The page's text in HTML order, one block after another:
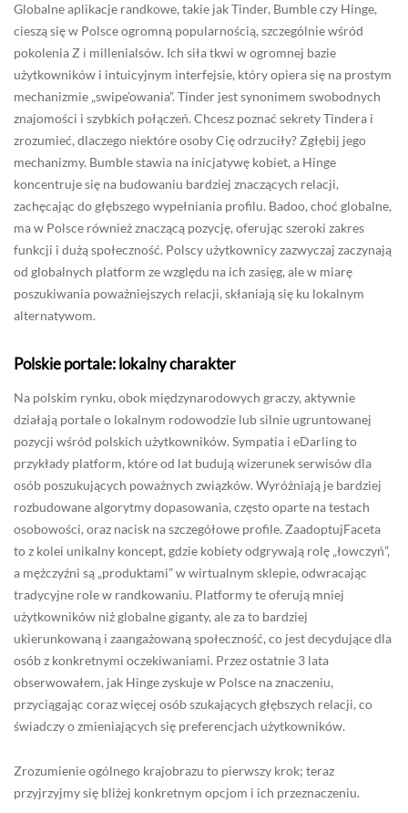
Globalne aplikacje randkowe, takie jak Tinder, Bumble czy Hinge,
cieszą się w Polsce ogromną popularnością, szczególnie wśród
pokolenia Z i millenialsów. Ich siła tkwi w ogromnej bazie
użytkowników i intuicyjnym interfejsie, który opiera się na prostym
mechanizmie „swipe’owania”. Tinder jest synonimem swobodnych
znajomości i szybkich połączeń. Chcesz poznać sekrety Tindera i
zrozumieć, dlaczego niektóre osoby Cię odrzuciły? Zgłębij jego
mechanizmy. Bumble stawia na inicjatywę kobiet, a Hinge
koncentruje się na budowaniu bardziej znaczących relacji,
zachęcając do głębszego wypełniania profilu. Badoo, choć globalne,
ma w Polsce również znaczącą pozycję, oferując szeroki zakres
funkcji i dużą społeczność. Polscy użytkownicy zazwyczaj zaczynają
od globalnych platform ze względu na ich zasięg, ale w miarę
poszukiwania poważniejszych relacji, skłaniają się ku lokalnym
alternatywom.
Polskie portale: lokalny charakter
Na polskim rynku, obok międzynarodowych graczy, aktywnie
działają portale o lokalnym rodowodzie lub silnie ugruntowanej
pozycji wśród polskich użytkowników. Sympatia i eDarling to
przykłady platform, które od lat budują wizerunek serwisów dla
osób poszukujących poważnych związków. Wyróżniają je bardziej
rozbudowane algorytmy dopasowania, często oparte na testach
osobowości, oraz nacisk na szczegółowe profile. ZaadoptujFaceta
to z kolei unikalny koncept, gdzie kobiety odgrywają rolę „łowczyń”,
a mężczyźni są „produktami” w wirtualnym sklepie, odwracając
tradycyjne role w randkowaniu. Platformy te oferują mniej
użytkowników niż globalne giganty, ale za to bardziej
ukierunkowaną i zaangażowaną społeczność, co jest decydujące dla
osób z konkretnymi oczekiwaniami. Przez ostatnie 3 lata
obserwowałem, jak Hinge zyskuje w Polsce na znaczeniu,
przyciągając coraz więcej osób szukających głębszych relacji, co
świadczy o zmieniających się preferencjach użytkowników.
Zrozumienie ogólnego krajobrazu to pierwszy krok; teraz
przyjrzyjmy się bliżej konkretnym opcjom i ich przeznaczeniu.